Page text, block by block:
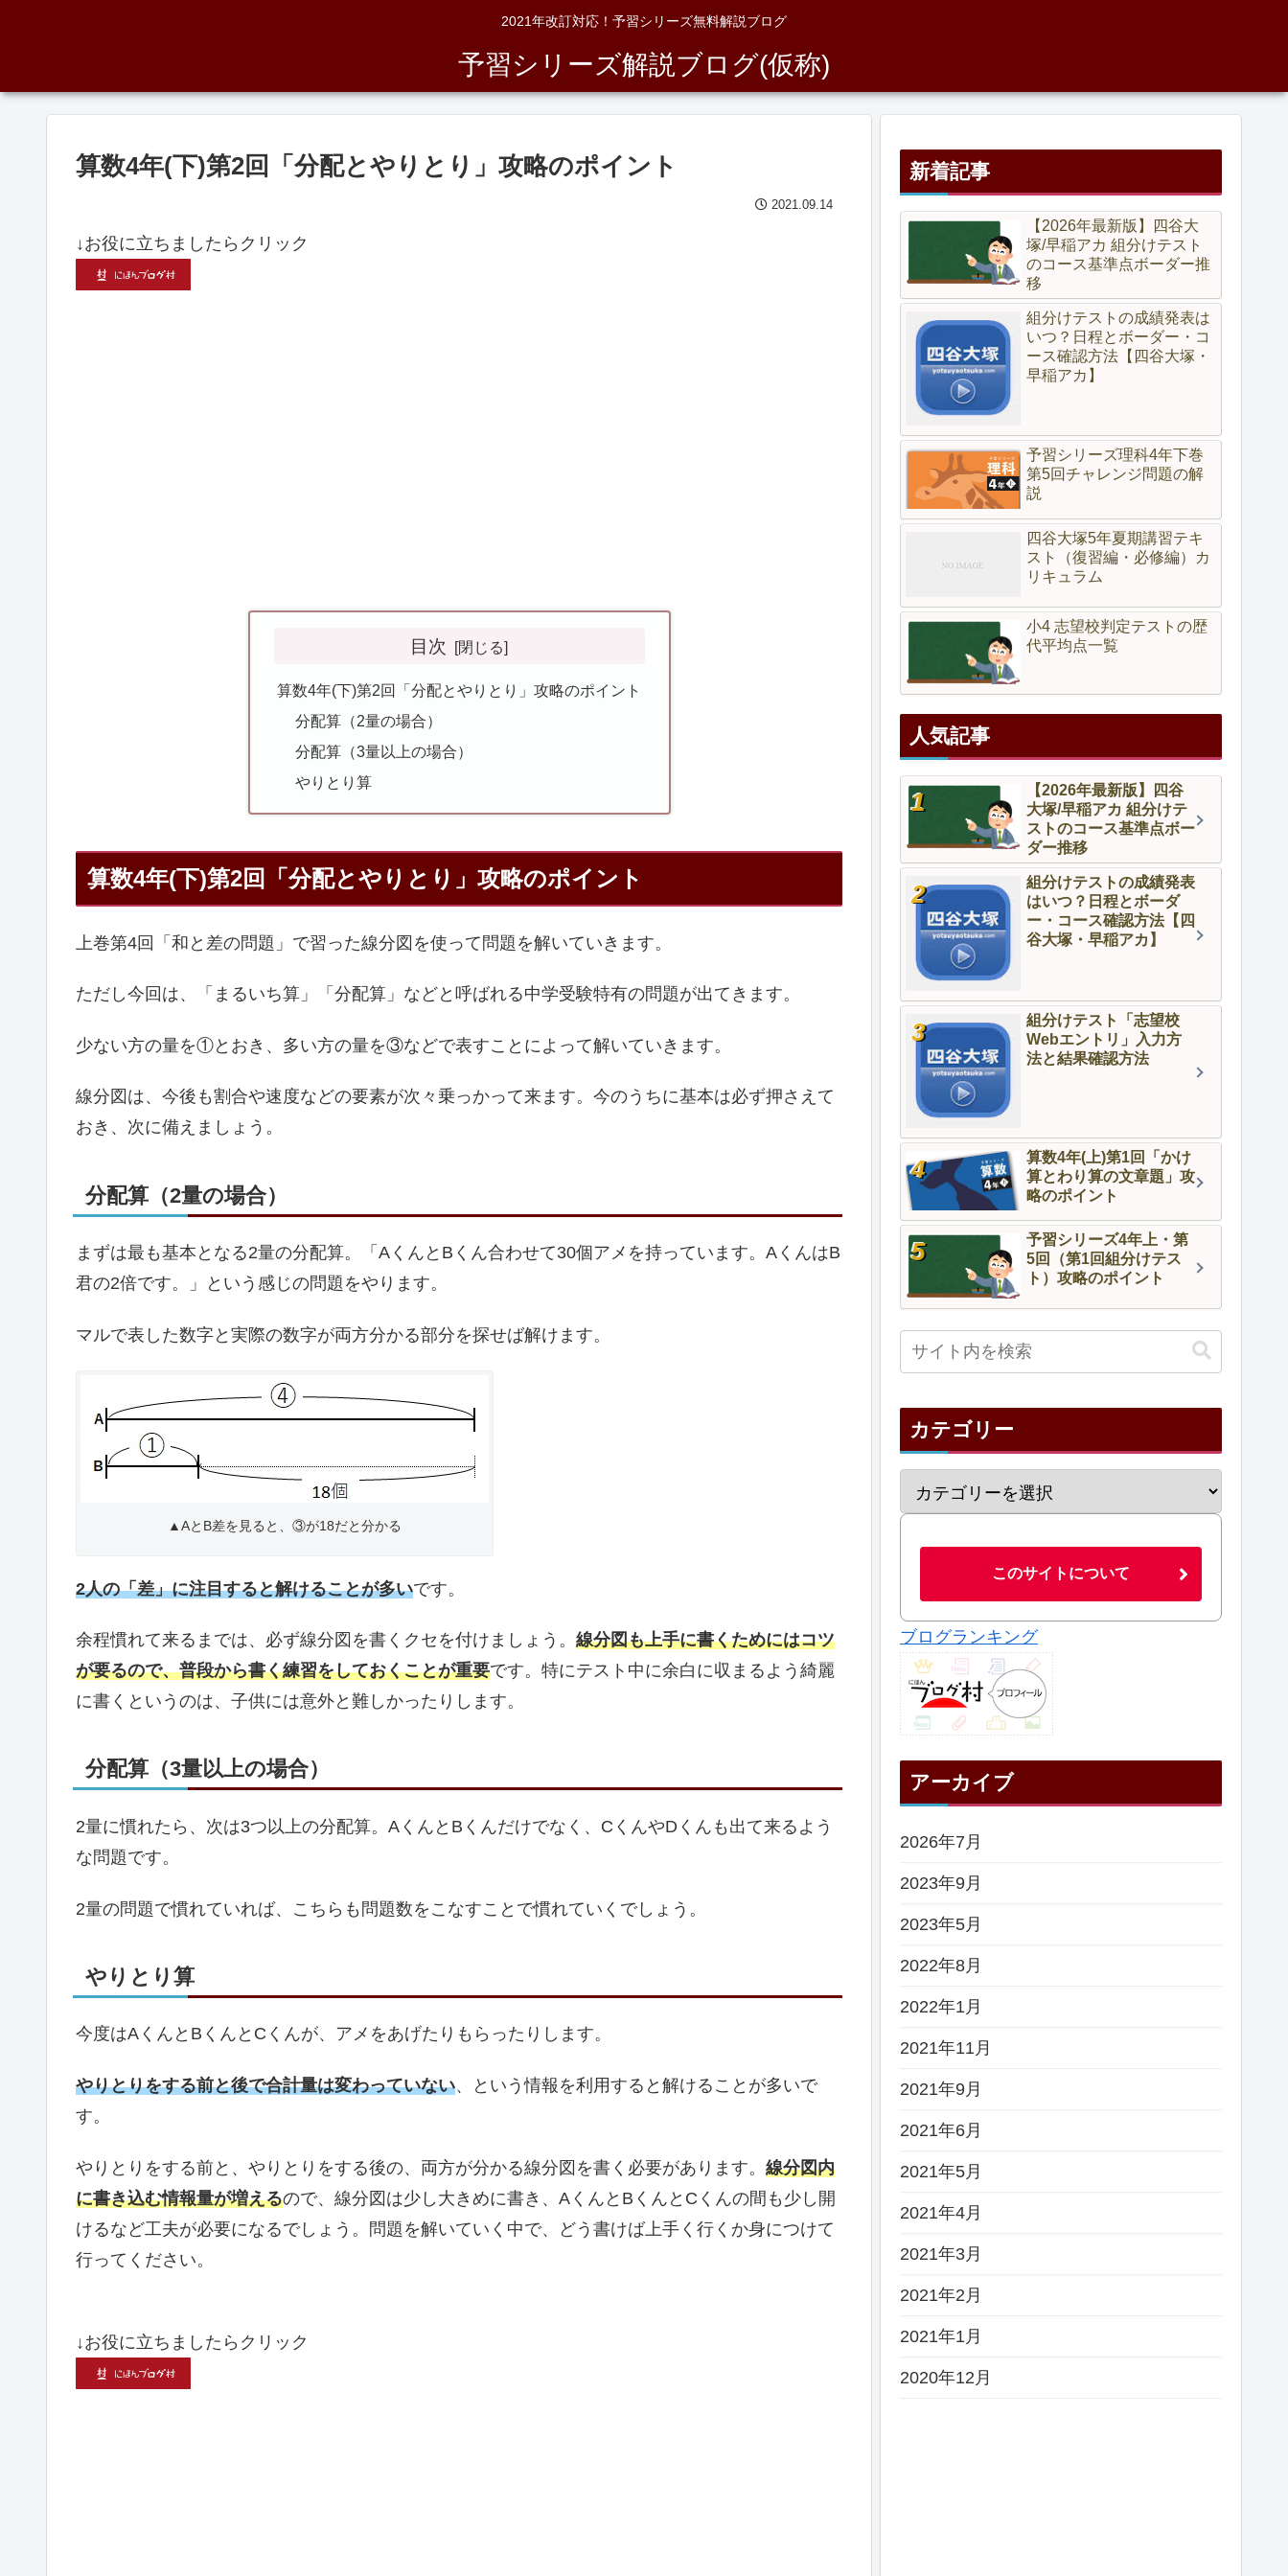
2021年改訂対応！予習シリーズ無料解説ブログ
予習シリーズ解説ブログ(仮称)
算数4年(下)第2回「分配とやりとり」攻略のポイント
2021.09.14
↓お役に立ちましたらクリック
目次
算数4年(下)第2回「分配とやりとり」攻略のポイント
分配算（2量の場合）
分配算（3量以上の場合）
やりとり算
算数4年(下)第2回「分配とやりとり」攻略のポイント
上巻第4回「和と差の問題」で習った線分図を使って問題を解いていきます。
ただし今回は、「まるいち算」「分配算」などと呼ばれる中学受験特有の問題が出てきます。
少ない方の量を①とおき、多い方の量を③などで表すことによって解いていきます。
線分図は、今後も割合や速度などの要素が次々乗っかって来ます。今のうちに基本は必ず押さえて
おき、次に備えましょう。
分配算（2量の場合）
まずは最も基本となる2量の分配算。「AくんとBくん合わせて30個アメを持っています。AくんはB
君の2倍です。」という感じの問題をやります。
マルで表した数字と実際の数字が両方分かる部分を探せば解けます。
▲AとB差を見ると、③が18だと分かる
2人の「差」に注目すると解けることが多いです。
余程慣れて来るまでは、必ず線分図を書くクセを付けましょう。 線分図も上手に書くためにはコツ
が要るので、普段から書く練習をしておくことが重要です。特にテスト中に余白に収まるよう綺麗
に書くというのは、子供には意外と難しかったりします。
分配算（3量以上の場合）
2量に慣れたら、次は3つ以上の分配算。AくんとBくんだけでなく、CくんやDくんも出て来るよう
な問題です。
2量の問題で慣れていれば、こちらも問題数をこなすことで慣れていくでしょう。
やりとり算
今度はAくんとBくんとCくんが、アメをあげたりもらったりします。
やりとりをする前と後で合計量は変わっていない、という情報を利用すると解けることが多いで
す。
やりとりをする前と、やりとりをする後の、両方が分かる線分図を書く必要があります。 線分図内
に書き込む情報量が増えるので、線分図は少し大きめに書き、AくんとBくんとCくんの間も少し開
けるなど工夫が必要になるでしょう。問題を解いていく中で、どう書けば上手く行くか身につけて
行ってください。
↓お役に立ちましたらクリック
新着記事
【2026年最新版】四谷大
塚/早稲アカ 組分けテスト
のコース基準点ボーダー推
移
組分けテストの成績発表は
いつ？日程とボーダー・コ
ース確認方法【四谷大塚・
早稲アカ】
予習シリーズ理科4年下巻
第5回チャレンジ問題の解
説
四谷大塚5年夏期講習テキ
スト（復習編・必修編）カ
リキュラム
小4 志望校判定テストの歴
代平均点一覧
人気記事
【2026年最新版】四谷
大塚/早稲アカ 組分けテ
ストのコース基準点ボー
ダー推移
組分けテストの成績発表
はいつ？日程とボーダ
ー・コース確認方法【四
谷大塚・早稲アカ】
組分けテスト「志望校
Webエントリ」入力方
法と結果確認方法
算数4年(上)第1回「かけ
算とわり算の文章題」攻
略のポイント
予習シリーズ4年上・第
5回（第1回組分けテス
ト）攻略のポイント
カテゴリー
このサイトについて
ブログランキング
アーカイブ
2026年7月
2023年9月
2023年5月
2022年8月
2022年1月
2021年11月
2021年9月
2021年6月
2021年5月
2021年4月
2021年3月
2021年2月
2021年1月
2020年12月